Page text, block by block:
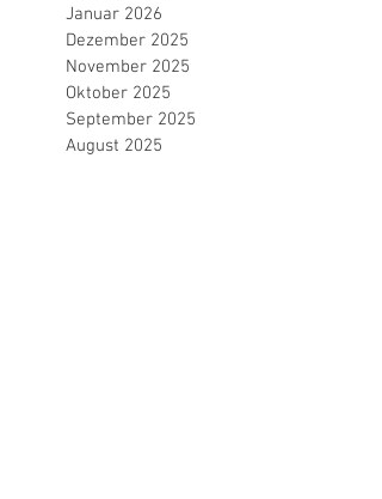
Januar 2026
Dezember 2025
November 2025
Oktober 2025
September 2025
August 2025